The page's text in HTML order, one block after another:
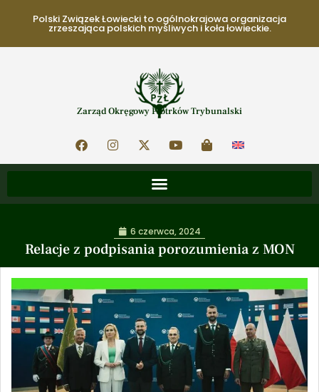
Polski Związek Łowiecki to ogólnokrajowa organizacja
zrzeszająca polskich myśliwych i koła łowieckie.
Zarząd Okręgowy Piotrków Trybunalski
Relacje z podpisania porozumienia z MON
6 czerwca, 2024